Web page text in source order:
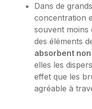
Dans de
concentration
souvent moins
des éléments
absorbent
elles les
effet que les
agréable à